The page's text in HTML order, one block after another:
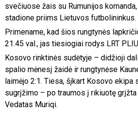
svečiuose žais su Rumunijos
stadione priims Lietuvos futbolininkus.
Primename, kad šios rungtynės
21.45 val., jas tiesiogiai rodys LRT
Kosovo rinktinės sudėtyje – didžioji
spalio mėnesį žaidė ir rungtynėse
laimėjo 2:1. Tiesa, šįkart Kosovo ekipa
sugrįžimo – po traumos į rikiuotę
Vedatas Muriqi.